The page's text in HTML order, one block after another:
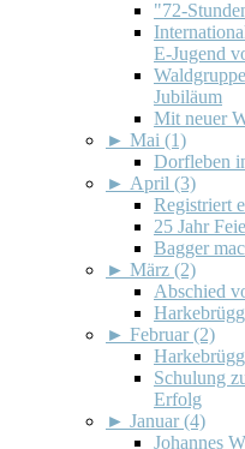
"72-
E-Jugend
Jubiläum
Mit neuer
► Mai (1)
Dorfleben
► April (3)
Registriert
25 Jahr
Bagger
► März (2)
Abschied
► Februar (2)
Schulung
Erfolg
► Januar (4)
Johannes